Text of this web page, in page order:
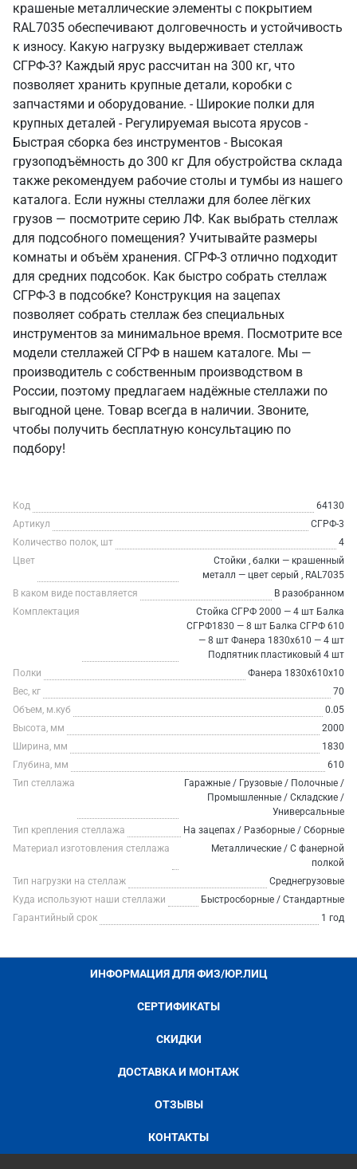
крашеные металлические элементы с покрытием
RAL7035 обеспечивают долговечность и устойчивость
к износу. Какую нагрузку выдерживает стеллаж
СГРФ-3? Каждый ярус рассчитан на 300 кг, что
позволяет хранить крупные детали, коробки с
запчастями и оборудование. - Широкие полки для
крупных деталей - Регулируемая высота ярусов -
Быстрая сборка без инструментов - Высокая
грузоподъёмность до 300 кг Для обустройства склада
также рекомендуем рабочие столы и тумбы из нашего
каталога. Если нужны стеллажи для более лёгких
грузов — посмотрите серию ЛФ. Как выбрать стеллаж
для подсобного помещения? Учитывайте размеры
комнаты и объём хранения. СГРФ-3 отлично подходит
для средних подсобок. Как быстро собрать стеллаж
СГРФ-3 в подсобке? Конструкция на зацепах
позволяет собрать стеллаж без специальных
инструментов за минимальное время. Посмотрите все
модели стеллажей СГРФ в нашем каталоге. Мы —
производитель с собственным производством в
России, поэтому предлагаем надёжные стеллажи по
выгодной цене. Товар всегда в наличии. Звоните,
чтобы получить бесплатную консультацию по
подбору!
Код
64130
Артикул
СГРФ-3
Количество полок, шт
4
Цвет
Стойки , балки — крашенный
металл — цвет серый , RAL7035
В каком виде поставляется
В разобранном
Комплектация
Стойка СГРФ 2000 — 4 шт Балка
СГРФ1830 — 8 шт Балка СГРФ 610
— 8 шт Фанера 1830х610 — 4 шт
Подпятник пластиковый 4 шт
Полки
Фанера 1830х610х10
Вес, кг
70
Объем, м.куб
0.05
Высота, мм
2000
Ширина, мм
1830
Глубина, мм
610
Тип стеллажа
Гаражные / Грузовые / Полочные /
Промышленные / Складские /
Универсальные
Тип крепления стеллажа
На зацепах / Разборные / Сборные
Материал изготовления стеллажа
Металлические / С фанерной
полкой
Тип нагрузки на стеллаж
Среднегрузовые
Куда используют наши стеллажи
Быстросборные / Стандартные
Гарантийный срок
1 год
ИНФОРМАЦИЯ ДЛЯ ФИЗ/ЮР.ЛИЦ
СЕРТИФИКАТЫ
СКИДКИ
ДОСТАВКА И МОНТАЖ
ОТЗЫВЫ
КОНТАКТЫ